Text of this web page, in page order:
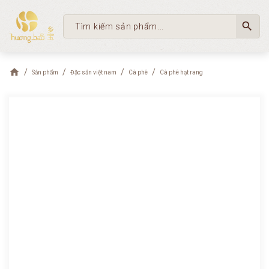
search
Sản phẩm Đặc sản việt nam Cà phê Cà phê hạt rang